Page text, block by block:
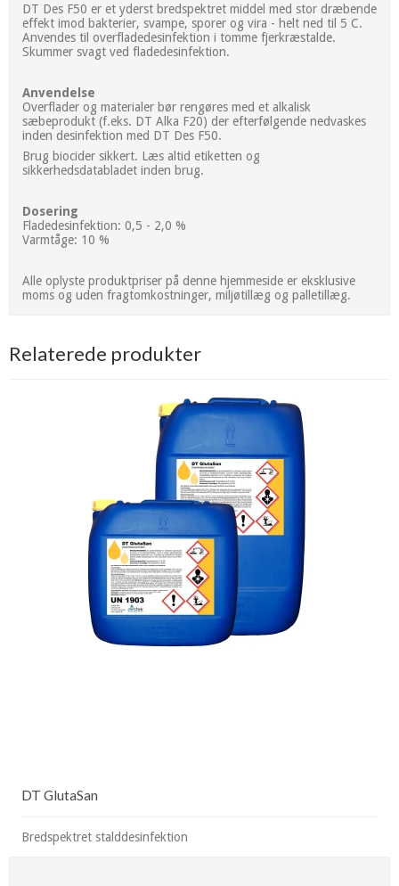
DT Des F50 er et yderst bredspektret middel med stor dræbende
effekt imod bakterier, svampe, sporer og vira - helt ned til 5 C.
Anvendes til overfladedesinfektion i tomme fjerkræstalde.
Skummer svagt ved fladedesinfektion.
Anvendelse
Overflader og materialer bør rengøres med et alkalisk
sæbeprodukt (f.eks. DT Alka F20) der efterfølgende nedvaskes
inden desinfektion med DT Des F50.
Brug biocider sikkert. Læs altid etiketten og
sikkerhedsdatabladet inden brug.
Dosering
Fladedesinfektion: 0,5 - 2,0 %
Varmtåge: 10 %
Alle oplyste produktpriser på denne hjemmeside er eksklusive
moms og uden fragtomkostninger, miljøtillæg og palletillæg.
Relaterede produkter
DT GlutaSan
Bredspektret stalddesinfektion